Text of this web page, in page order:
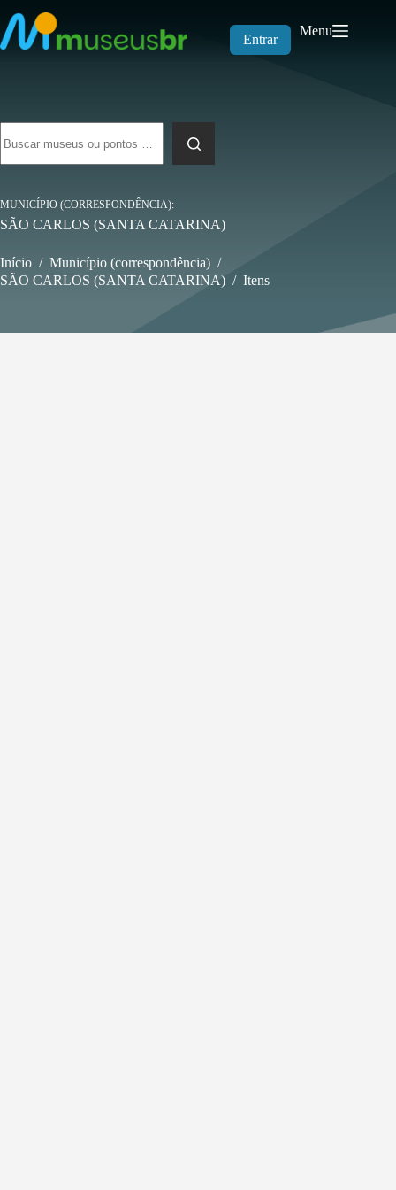
para
o
conteúdo
Entrar
Menu
resultados
MUNICÍPIO (CORRESPONDÊNCIA)
SÃO CARLOS (SANTA CATARINA)
Início / Município (correspondência) /
SÃO CARLOS (SANTA CATARINA) / Itens